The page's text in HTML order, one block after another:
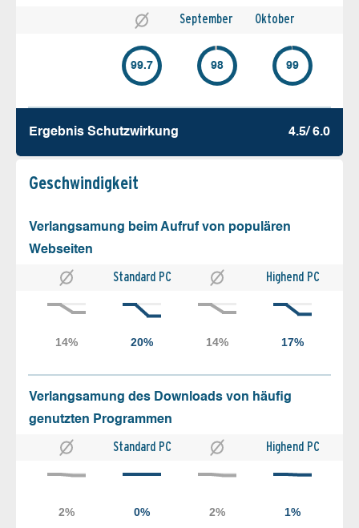
September Oktober
99.7 98 99
Ergebnis Schutz­wirkung 4.5/ 6.0
Geschw­indigkeit
Verlangsamung beim Aufruf von populären
Webseiten
Standard PC Highend PC
Verlangsamung des Downloads von häufig
genutzten Programmen
Standard PC Highend PC